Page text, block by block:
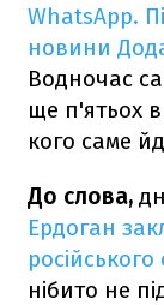
WhatsApp.
новини
Водночас
ще п'ятьох
кого саме
До слова,
Ердоган
нібито не